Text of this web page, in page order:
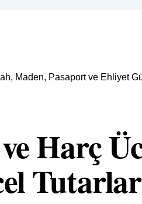
Maden, Pasaport ve Ehliyet
Harç